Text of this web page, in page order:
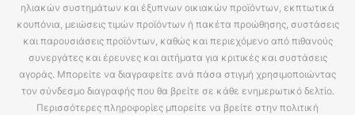
ηλιακών συστημάτων και έξυπνων οικιακών προϊόντων, εκπτωτικά
κουπόνια, μειώσεις τιμών προϊόντων ή πακέτα προώθησης, συστάσεις
και παρουσιάσεις προϊόντων, καθώς και περιεχόμενο από πιθανούς
συνεργάτες και έρευνες και αιτήματα για κριτικές και συστάσεις
αγοράς. Μπορείτε να διαγραφείτε ανά πάσα στιγμή χρησιμοποιώντας
τον σύνδεσμο διαγραφής που θα βρείτε σε κάθε ενημερωτικό δελτίο.
Περισσότερες πληροφορίες μπορείτε να βρείτε στην πολιτική